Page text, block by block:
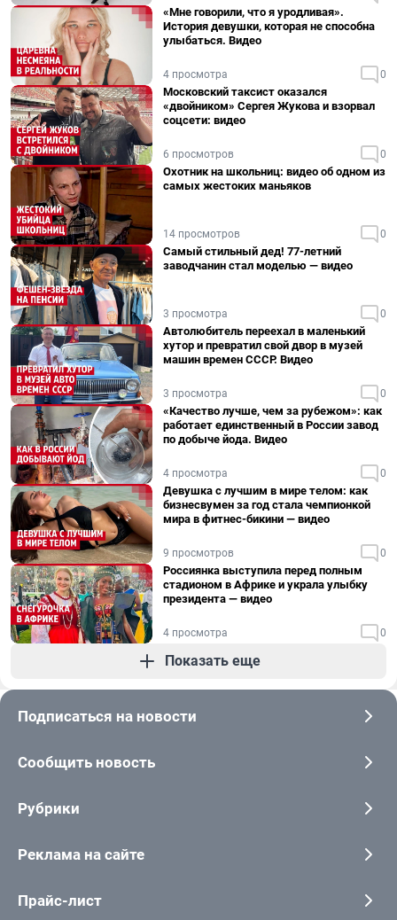
«Мне говорили, что я уродливая».
История девушки, которая не способна
улыбаться. Видео
4 просмотра 0
Московский таксист оказался
«двойником» Сергея Жукова и взорвал
соцсети: видео
6 просмотров 0
Охотник на школьниц: видео об одном из
самых жестоких маньяков
14 просмотров 0
Самый стильный дед! 77-летний
заводчанин стал моделью — видео
3 просмотра 0
Автолюбитель переехал в маленький
хутор и превратил свой двор в музей
машин времен СССР. Видео
3 просмотра 0
«Качество лучше, чем за рубежом»: как
работает единственный в России завод
по добыче йода. Видео
4 просмотра 0
Девушка с лучшим в мире телом: как
бизнесвумен за год стала чемпионкой
мира в фитнес-бикини — видео
9 просмотров 0
Россиянка выступила перед полным
стадионом в Африке и украла улыбку
президента — видео
4 просмотра 0
Показать еще
Подписаться на новости
Сообщить новость
Рубрики
Реклама на сайте
Прайс-лист